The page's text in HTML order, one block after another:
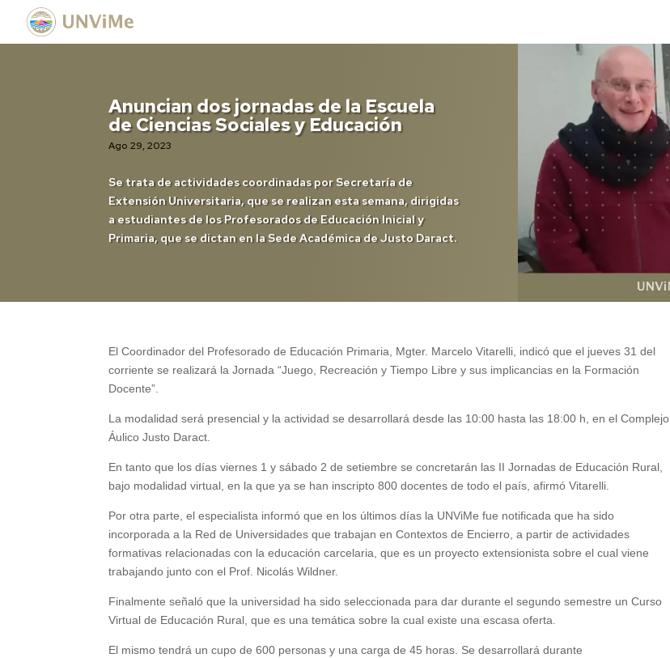
Anuncian dos jornadas de la Escuela
de Ciencias Sociales y Educación
Ago 29, 2023
Se trata de actividades coordinadas por Secretaría de
Extensión Universitaria, que se realizan esta semana, dirigidas
a estudiantes de los Profesorados de Educación Inicial y
Primaria, que se dictan en la Sede Académica de Justo Daract.
El Coordinador del Profesorado de Educación Primaria, Mgter. Marcelo Vitarelli, indicó que el jueves 31 del
corriente se realizará la Jornada “Juego, Recreación y Tiempo Libre y sus implicancias en la Formación
Docente”.
La modalidad será presencial y la actividad se desarrollará desde las 10:00 hasta las 18:00 h, en el Complejo
Áulico Justo Daract.
En tanto que los días viernes 1 y sábado 2 de setiembre se concretarán las II Jornadas de Educación Rural,
bajo modalidad virtual, en la que ya se han inscripto 800 docentes de todo el país, afirmó Vitarelli.
Por otra parte, el especialista informó que en los últimos días la UNViMe fue notificada que ha sido
incorporada a la Red de Universidades que trabajan en Contextos de Encierro, a partir de actividades
formativas relacionadas con la educación carcelaria, que es un proyecto extensionista sobre el cual viene
trabajando junto con el Prof. Nicolás Wildner.
Finalmente señaló que la universidad ha sido seleccionada para dar durante el segundo semestre un Curso
Virtual de Educación Rural, que es una temática sobre la cual existe una escasa oferta.
El mismo tendrá un cupo de 600 personas y una carga de 45 horas. Se desarrollará durante